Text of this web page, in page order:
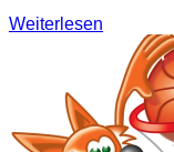
Weiterlesen